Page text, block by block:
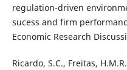
regulation-driven
sucess and firm
Economic Research
Ricardo, S.C., Freitas,